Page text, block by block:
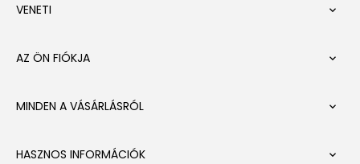
VENETI 
AZ ÖN FIÓKJA 
MINDEN A VÁSÁRLÁSRÓL 
HASZNOS INFORMÁCIÓK 